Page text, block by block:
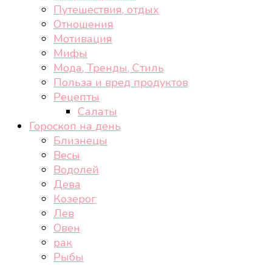
Путешествия, отдых
Отношения
Мотивация
Мифы
Мода, Тренды, Стиль
Польза и вред продуктов
Рецепты
Салаты
Гороскоп на день
Близнецы
Весы
Водолей
Дева
Козерог
Лев
Овен
рак
Рыбы